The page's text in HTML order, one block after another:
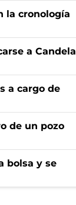
la cronología
a Candela
a cargo de
de un pozo
bolsa y se